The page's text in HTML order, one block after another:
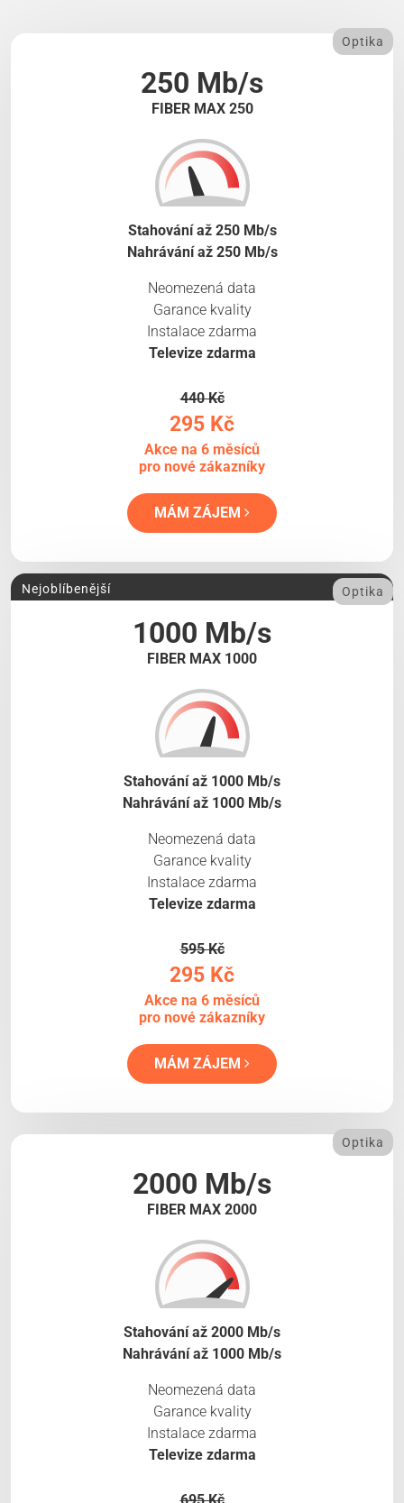
250 Mb/s
FIBER MAX 250
Optika
Stahování až 250 Mb/s
Nahrávání až 250 Mb/s
Neomezená data
Garance kvality
Instalace zdarma
Televize zdarma
440 Kč
295 Kč
Akce na 6 měsíců
pro nové zákazníky
MÁM ZÁJEM
1000 Mb/s
FIBER MAX 1000
Nejoblíbenější Optika
Stahování až 1000 Mb/s
Nahrávání až 1000 Mb/s
Neomezená data
Garance kvality
Instalace zdarma
Televize zdarma
595 Kč
295 Kč
Akce na 6 měsíců
pro nové zákazníky
MÁM ZÁJEM
2000 Mb/s
FIBER MAX 2000
Optika
Stahování až 2000 Mb/s
Nahrávání až 1000 Mb/s
Neomezená data
Garance kvality
Instalace zdarma
Televize zdarma